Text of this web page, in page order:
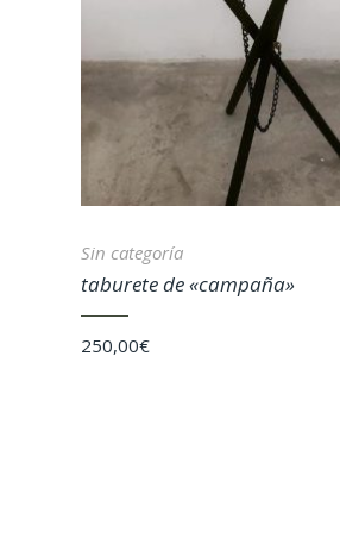
Sin categoría
taburete de «campaña»
250,00€